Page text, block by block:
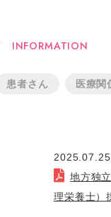
INFORMATION
患者さん 医療関
2025.07.25
地方独
理栄養士）